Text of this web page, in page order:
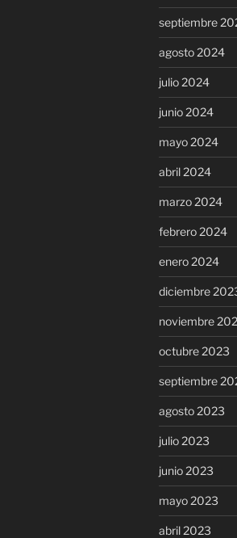
septiembre
agosto 2024
julio 2024
junio 2024
mayo 2024
abril 2024
marzo 2024
febrero 2024
enero 2024
diciembre
noviembre
octubre 2023
septiembre
agosto 2023
julio 2023
junio 2023
mayo 2023
abril 2023